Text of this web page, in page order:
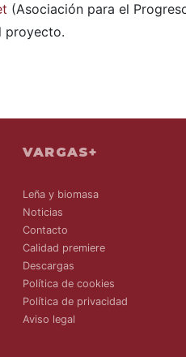
(Asociación para el
proyecto.
VARGAS+
Leña y biomasa
Noticias
Contacto
Calidad premiere
Descargas
Política de cookies
Política de privacidad
Aviso legal